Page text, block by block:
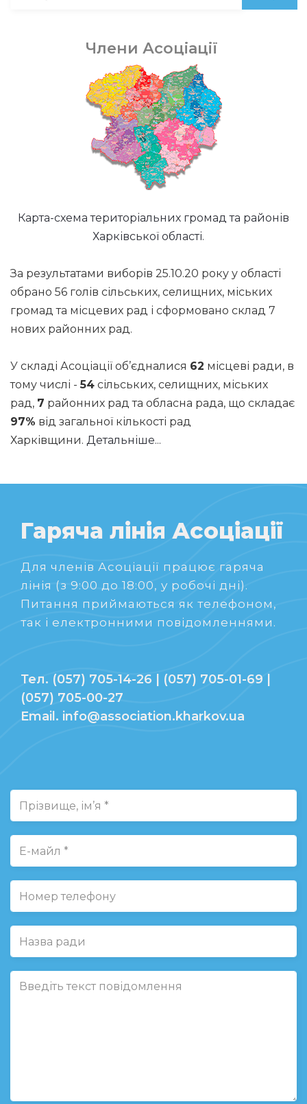
Члени Асоціації
Карта-схема територіальних громад та районів
Харківської області.
За результатами виборів 25.10.20 року у області
обрано 56 голів сільських, селищних, міських
громад та місцевих рад і сформовано склад 7
нових районних рад.
У складі Асоціації об’єдналися 62 місцеві ради, в
тому числі -54 сільських, селищних, міських
рад, 7 районних рад та обласна рада, що складає
97% від загальної кількості рад
Харківщини. Детальніше...
Гаряча лінія Асоціації
Для членів Асоціації працює гаряча
лінія (з 9:00 до 18:00, у робочі дні).
Питання приймаються як телефоном,
так і електронними повідомленнями.
Тел. (057) 705-14-26 | (057) 705-01-69 |
(057) 705-00-27
Email. info@association.kharkov.ua